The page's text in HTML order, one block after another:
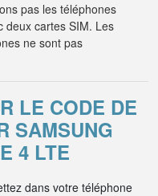
pas les téléphones
deux cartes SIM. Les
ne sont pas
LE CODE DE
SAMSUNG
4 LTE
dans votre téléphone